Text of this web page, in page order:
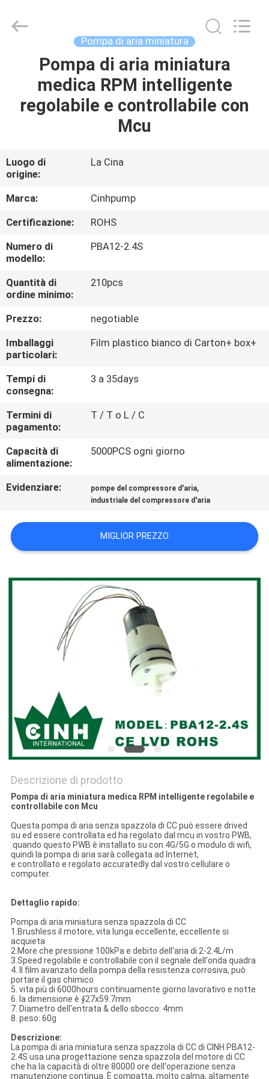
CASA
PRODOTTI
NOI
GIRO
DELLA
FABBRICA
CONTROLLO
DI
QUALITÀ
CONTATTICI
NOTIZIE
MAPPA
DEL
POLICY
group
co.,limited.
Pompa di aria miniatura
Pompa di aria miniatura
medica RPM intelligente
regolabile e controllabile con
Mcu
Luogo di
origine:
La Cina
Marca:
Cinhpump
Certificazione:
ROHS
Numero di
modello:
PBA12-2.4S
Quantità di
ordine minimo:
210pcs
Prezzo:
negotiable
Imballaggi
particolari:
Film plastico bianco di Carton+ box+
Tempi di
consegna:
3 a 35days
Termini di
pagamento:
T / T o L / C
Capacità di
alimentazione:
5000PCS ogni giorno
Evidenziare: pompe del compressore d'aria,
industriale del compressore d'aria
MIGLIOR PREZZO
Descrizione di prodotto
Pompa di aria miniatura medica RPM intelligente regolabile e
controllabile con Mcu
Questa pompa di aria senza spazzola di CC può essere drived
su ed essere controllata ed ha regolato dal mcu in vostro PWB,
quando questo PWB è installato su con 4G/5G o modulo di wifi,
quindi la pompa di aria sarà collegata ad Internet,
e controllato e regolato accuratedly dal vostro cellulare o
computer.
Dettaglio rapido:
Pompa di aria miniatura senza spazzola di CC
1.Brushless il motore, vita lunga eccellente, eccellente si
acquieta
2.More che pressione 100kPa e debito dell'aria di 2-2.4L/m
3.Speed regolabile e controllabile con il segnale dell'onda quadra
4. Il film avanzato della pompa della resistenza corrosiva, può
portare il gas chimico
5. vita più di 6000hours continuamente giorno lavorativo e notte
6. la dimensione è ∮27x59.7mm
7. Diametro dell'entrata & dello sbocco: 4mm
8. peso: 60g
Descrizione:
La pompa di aria miniatura senza spazzola di CC di CINH PBA12-
2.4S usa una progettazione senza spazzola del motore di CC
che ha la capacità di oltre 80000 ore dell'operazione senza
manutenzione continua. È compatta, molto calma, altamente